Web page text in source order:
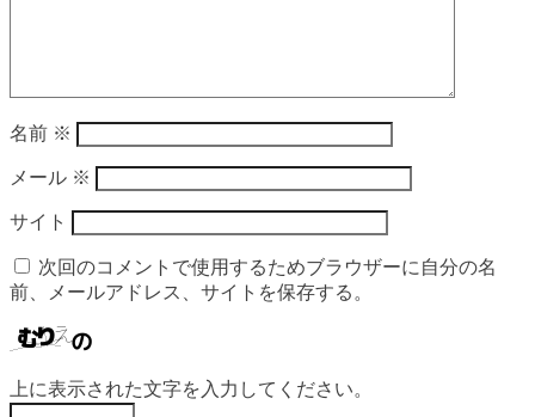
名前 ※
メール ※
サイト
次回のコメントで使用するためブラウザーに自分の名
前、メールアドレス、サイトを保存する。
上に表示された文字を入力してください。